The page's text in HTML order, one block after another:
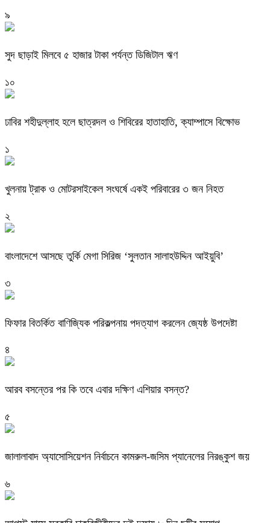
৯
সুদ ছাড়াই মিলবে ৫ হাজার টাকা পর্যন্ত ডিজিটাল ঋণ
১০
ঢাবির শহীদুল্লাহ হলে ছাত্রদল ও শিবিরের হাতাহাতি, ক্যাম্পাসে বিক্ষোভ
১
খুলনায় ট্রাক ও মোটরসাইকেল সংঘর্ষে একই পরিবারের ৩ জন নিহত
২
বাংলাদেশে আসছে তুর্কি মেগা সিরিজ ‘সুলতান সালাহউদ্দিন আইয়ুবি’
৩
ফিফার বিতর্কিত বাণিজ্যিক পরিকল্পনায় পদত্যাগ করলেন জ্যেষ্ঠ উপদেষ্টা
৪
আরব বসন্তের পর কি তবে এবার দক্ষিণ এশিয়ার বসন্ত?
৫
জালালাবাদ অ্যাসোসিয়েশন নির্বাচনে কামরুল-জসিম প্যানেলের নিরঙ্কুশ জয়
৬